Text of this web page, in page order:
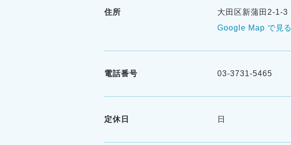
住所
大田区新蒲田2-1-3
Google Map で見る
電話番号 03-3731-5465
定休日 日